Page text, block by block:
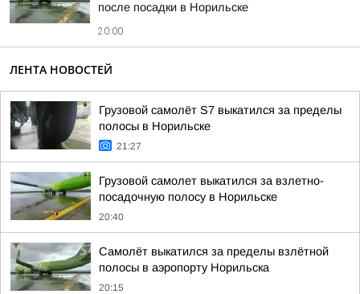
после посадки в Норильске
20:00
ЛЕНТА НОВОСТЕЙ
Грузовой самолёт S7 выкатился за пределы
полосы в Норильске
21:27
Грузовой самолет выкатился за взлетно-
посадочную полосу в Норильске
20:40
Самолёт выкатился за пределы взлётной
полосы в аэропорту Норильска
20:15